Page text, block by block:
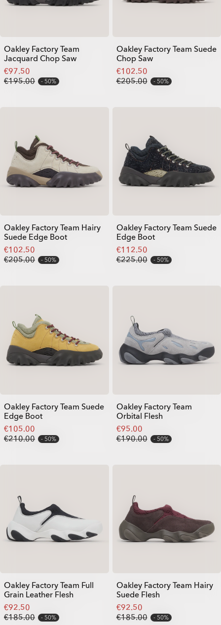
Oakley Factory Team
Jacquard Chop Saw
€97.50
€195.00
50%
Oakley Factory Team Suede
Chop Saw
€102.50
€205.00
50%
Oakley Factory Team Hairy
Suede Edge Boot
€102.50
€205.00
50%
Oakley Factory Team Suede
Edge Boot
€112.50
€225.00
50%
Oakley Factory Team Suede
Edge Boot
€105.00
€210.00
50%
Oakley Factory Team
Orbital Flesh
€95.00
€190.00
50%
Oakley Factory Team Full
Grain Leather Flesh
€92.50
€185.00
50%
Oakley Factory Team Hairy
Suede Flesh
€92.50
€185.00
50%